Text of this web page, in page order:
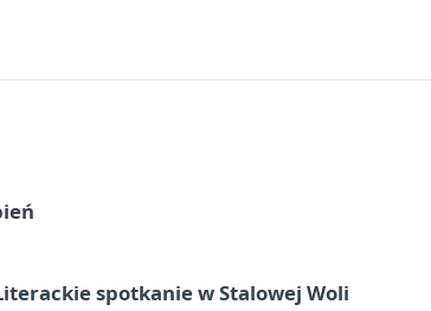
spotkanie w Stalowej Woli